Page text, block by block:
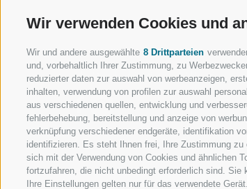
Wir verwenden Cookies und
Wir und andere ausgewählte 8 Drittparteien
und, vorbehaltlich Ihrer Zustimmung, zu
reduzierter daten zur auswahl von werbeanzeigen,
inhalten, verwendung von profilen zur auswahl
aus verschiedenen quellen, entwicklung und
fehlerbehebung, bereitstellung und anzeige von
verknüpfung verschiedener endgeräte, identifikation
identifizieren. Es steht Ihnen frei, Ihre Zustimmung
sich mit der Verwendung von Cookies und ähnlichen
fortzufahren, die nicht unbedingt erforderlich sind.
Ihre Einstellungen gelten nur für das verwendete Gerät.
FOLGE UNS AUF SOCIAL